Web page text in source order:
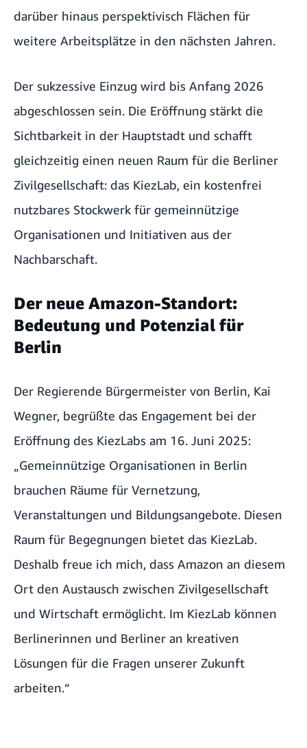
darüber hinaus perspektivisch Flächen für
weitere Arbeitsplätze in den nächsten Jahren.
Der sukzessive Einzug wird bis Anfang 2026
abgeschlossen sein. Die Eröffnung stärkt die
Sichtbarkeit in der Hauptstadt und schafft
gleichzeitig einen neuen Raum für die Berliner
Zivilgesellschaft: das KiezLab, ein kostenfrei
nutzbares Stockwerk für gemeinnützige
Organisationen und Initiativen aus der
Nachbarschaft.
Der neue Amazon-Standort:
Bedeutung und Potenzial für
Berlin
Der Regierende Bürgermeister von Berlin, Kai
Wegner, begrüßte das Engagement bei der
Eröffnung des KiezLabs am 16. Juni 2025:
„Gemeinnützige Organisationen in Berlin
brauchen Räume für Vernetzung,
Veranstaltungen und Bildungsangebote. Diesen
Raum für Begegnungen bietet das KiezLab.
Deshalb freue ich mich, dass Amazon an diesem
Ort den Austausch zwischen Zivilgesellschaft
und Wirtschaft ermöglicht. Im KiezLab können
Berlinerinnen und Berliner an kreativen
Lösungen für die Fragen unserer Zukunft
arbeiten.“